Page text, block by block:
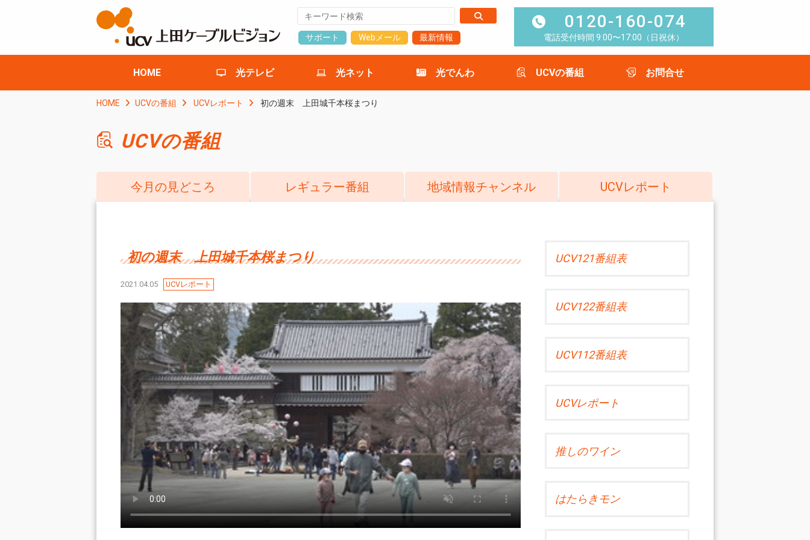
サポート Webメール 最新情報
0120-160-074
電話受付時間 9:00〜17:00（日祝休）
HOME 光テレビ 光ネット 光でんわ UCVの番組 お問合せ
HOME UCVの番組 UCVレポート 初の週末 上田城千本桜まつり
UCVの番組
今月の見どころ レギュラー番組 地域情報チャンネル UCVレポート
初の週末 上田城千本桜まつり
2021.04.05 UCVレポート
UCV121番組表
UCV122番組表
UCV112番組表
UCVレポート
推しのワイン
はたらきモン